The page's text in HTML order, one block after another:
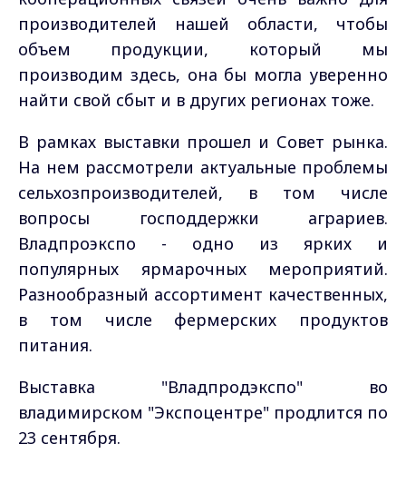
производителей нашей области, чтобы
объем продукции, который мы
производим здесь, она бы могла уверенно
найти свой сбыт и в других регионах тоже.
В рамках выставки прошел и Совет рынка.
На нем рассмотрели актуальные проблемы
сельхозпроизводителей, в том числе
вопросы господдержки аграриев.
Владпроэкспо - одно из ярких и
популярных ярмарочных мероприятий.
Разнообразный ассортимент качественных,
в том числе фермерских продуктов
питания.
Выставка "Владпродэкспо" во
владимирском "Экспоцентре" продлится по
23 сентября.